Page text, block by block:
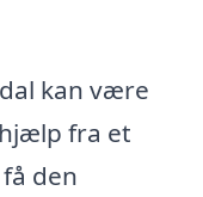
kan være
fra et
den